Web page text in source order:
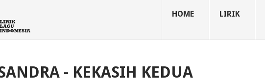
HOME LIRIK
- KEKASIH KEDUA